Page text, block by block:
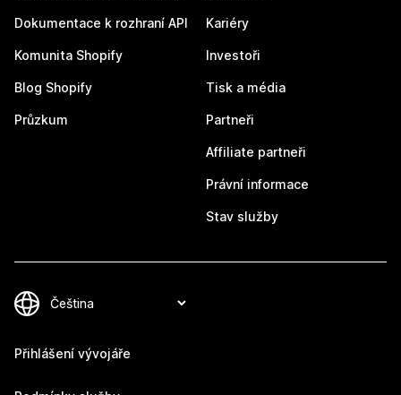
Dokumentace k rozhraní API
Komunita Shopify
Blog Shopify
Průzkum
Kariéry
Investoři
Tisk a média
Partneři
Affiliate partneři
Právní informace
Stav služby
Přihlášení vývojáře